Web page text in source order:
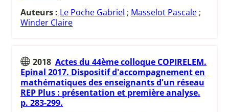
Auteurs : Le Poche Gabriel ; Masselot Pascale ;
Winder Claire
2018 Actes du 44ème colloque COPIRELEM.
Epinal 2017. Dispositif d'accompagnement en
mathématiques des enseignants d'un réseau
REP Plus : présentation et première analyse.
p. 283-299.